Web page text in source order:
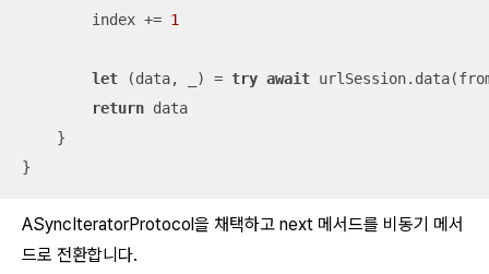
        index
+= 1
let (data, ) = try await
return data
    }
}
ASyncIteratorProtocol을 채택하고 next 메서드를 비동기 메서
드로 전환합니다.